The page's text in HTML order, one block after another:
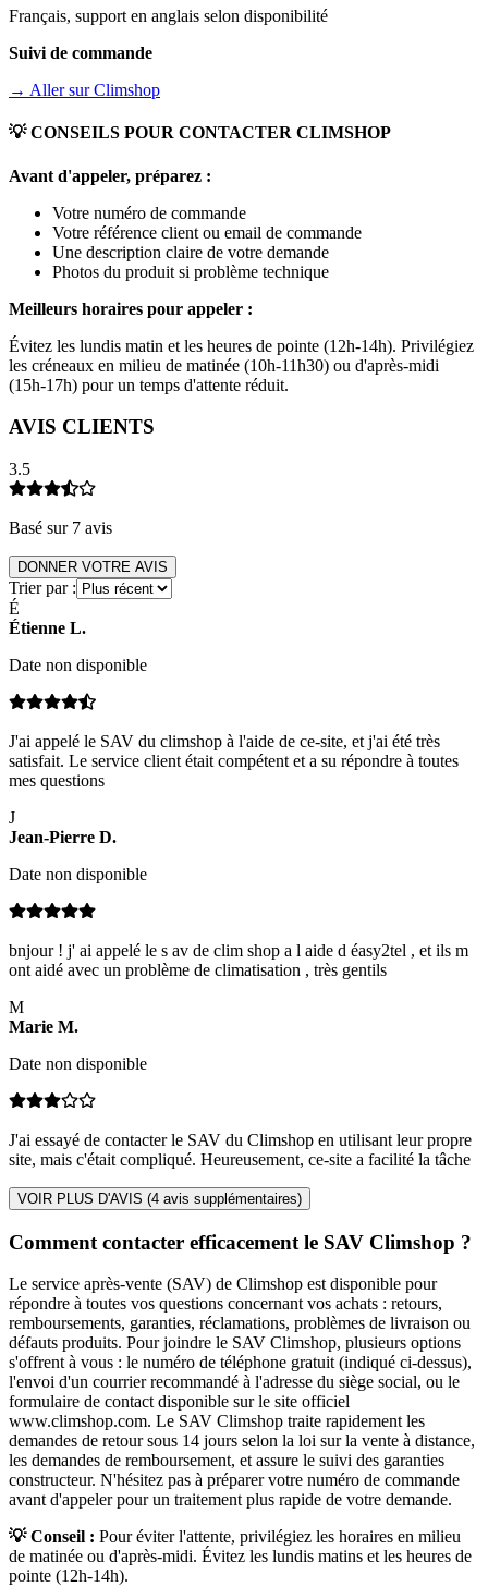
Français, support en anglais selon disponibilité
Suivi de commande
→ Aller surClimshop
💡 CONSEILS POUR CONTACTER CLIMSHOP
Avant d'appeler, préparez :
Votre numéro de commande
Votre référence client ou email de commande
Une description claire de votre demande
Photos du produit si problème technique
Meilleurs horaires pour appeler :
Évitez les lundis matin et les heures de pointe (12h-14h). Privilégiez
les créneaux en milieu de matinée (10h-11h30) ou d'après-midi
(15h-17h) pour un temps d'attente réduit.
AVIS CLIENTS
3.5
Basé sur 7 avis
DONNER VOTRE AVIS
Trier par :
É
Étienne L.
Date non disponible
J'ai appelé le SAV du climshop à l'aide de ce-site, et j'ai été très
satisfait. Le service client était compétent et a su répondre à toutes
mes questions
J
Jean-Pierre D.
Date non disponible
bnjour ! j' ai appelé le s av de clim shop a l aide d éasy2tel , et ils m
ont aidé avec un problème de climatisation , très gentils
M
Marie M.
Date non disponible
J'ai essayé de contacter le SAV du Climshop en utilisant leur propre
site, mais c'était compliqué. Heureusement, ce-site a facilité la tâche
VOIR PLUS D'AVIS (4 avis supplémentaires)
Comment contacter efficacement le SAV Climshop ?
Le service après-vente (SAV) de Climshop est disponible pour
répondre à toutes vos questions concernant vos achats : retours,
remboursements, garanties, réclamations, problèmes de livraison ou
défauts produits. Pour joindre le SAV Climshop, plusieurs options
s'offrent à vous : le numéro de téléphone gratuit (indiqué ci-dessus),
l'envoi d'un courrier recommandé à l'adresse du siège social, ou le
formulaire de contact disponible sur le site officiel
www.climshop.com. Le SAV Climshop traite rapidement les
demandes de retour sous 14 jours selon la loi sur la vente à distance,
les demandes de remboursement, et assure le suivi des garanties
constructeur. N'hésitez pas à préparer votre numéro de commande
avant d'appeler pour un traitement plus rapide de votre demande.
💡 Conseil : Pour éviter l'attente, privilégiez les horaires en milieu
de matinée ou d'après-midi. Évitez les lundis matins et les heures de
pointe (12h-14h).